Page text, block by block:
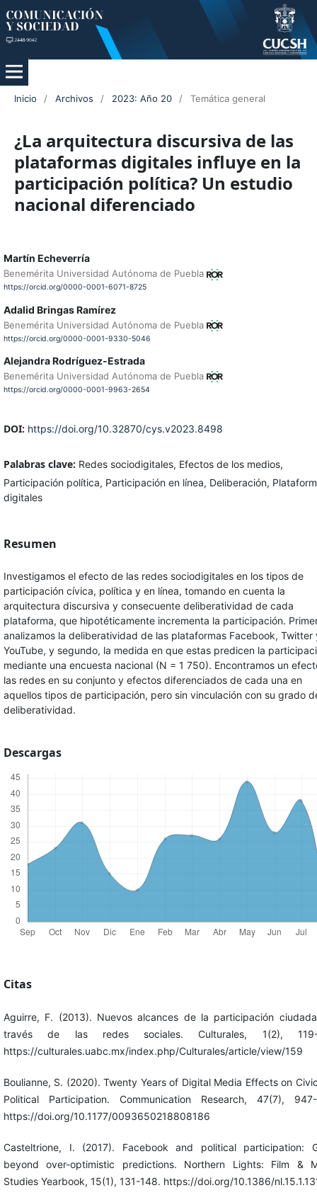
Inicio / Archivos / 2023: Año 20 / Temática general
¿La arquitectura discursiva de las
plataformas digitales influye en la
participación política? Un estudio
nacional diferenciado
Martín Echeverría
Benemérita Universidad Autónoma de Puebla
https://orcid.org/0000-0001-6071-8725
Adalid Bringas Ramírez
Benemérita Universidad Autónoma de Puebla
https://orcid.org/0000-0001-9330-5046
Alejandra Rodríguez-Estrada
Benemérita Universidad Autónoma de Puebla
https://orcid.org/0000-0001-9963-2654
DOI: https://doi.org/10.32870/cys.v2023.8498
Palabras clave: Redes sociodigitales, Efectos de los medios,
Participación política, Participación en línea, Deliberación,
digitales
Resumen
Investigamos el efecto de las redes sociodigitales en los tipos de
participación cívica, política y en línea, tomando en cuenta la
arquitectura discursiva y consecuente deliberatividad de cada
plataforma, que hipotéticamente incrementa la participación.
analizamos la deliberatividad de las plataformas Facebook, Twitter
YouTube, y segundo, la medida en que estas predicen la
mediante una encuesta nacional (N = 1 750). Encontramos un
las redes en su conjunto y efectos diferenciados de cada una en
aquellos tipos de participación, pero sin vinculación con su grado
deliberatividad.
Descargas
Citas
Aguirre, F. (2013). Nuevos alcances de la participación
través de las redes sociales. Culturales, 1(2), 119-
https://culturales.uabc.mx/index.php/Culturales/article/view/159
Boulianne, S. (2020). Twenty Years of Digital Media Effects on
Political Participation. Communication Research, 47(7),
https://doi.org/10.1177/0093650218808186
Casteltrione, I. (2017). Facebook and political participation:
beyond over-optimistic predictions. Northern Lights: Film &
Studies Yearbook, 15(1), 131-148. https://doi.org/10.1386/